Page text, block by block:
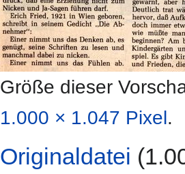
Größe dieser
1.000 × 1.047 Pixel.
Originaldatei